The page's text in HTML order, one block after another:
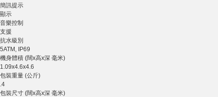
簡訊提示
顯示
音樂控制
支援
抗水級別
5ATM, IP69
機身體積 (闊x高x深 毫米)
1.09x4.6x4.6
包裝重量 (公斤)
.4
包裝尺寸 (闊x高x深 毫米)